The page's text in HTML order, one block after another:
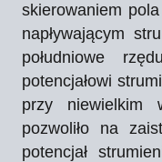
skierowaniem
napływającym
południowe
potencjałowi
przy niewielkim
pozwoliło na
potencjał